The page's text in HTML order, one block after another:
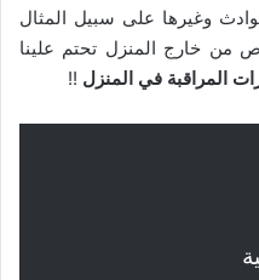
وغيرها على سبيل المثال
من خارج المنزل تحتم علينا
المراقبة في المنزل !!